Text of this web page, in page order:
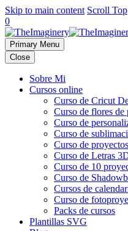
Skip to main content Scroll Top
0
Primary Menu
Close
Sobre Mi
Cursos online
Curso de Cricut
Curso de flores de
Curso de
Curso de
Curso de
Curso de Letras
Curso de 10
Curso de
Cursos de
Curso de
Packs de cursos
Plantillas SVG